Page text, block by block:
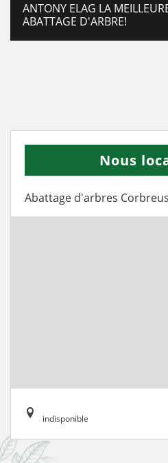
ANTONY ELAG LA
ABATTAGE D'ARBRE!
Nous
Abattage d'arbres
indisponible